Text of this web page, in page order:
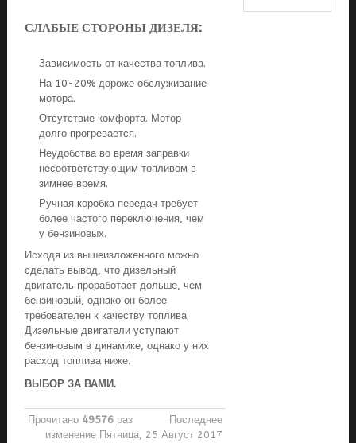
СЛАБЫЕ СТОРОНЫ ДИЗЕЛЯ:
Зависимость от качества топлива.
На 10-20% дороже обслуживание
мотора.
Отсутствие комфорта. Мотор
долго прогревается.
Неудобства во время заправки
несоответствующим топливом в
зимнее время.
Ручная коробка передач требует
более частого переключения, чем
у бензиновых.
Исходя из вышеизложенного можно
сделать вывод, что дизельный
двигатель проработает дольше, чем
бензиновый, однако он более
требователен к качеству топлива.
Дизельные двигатели уступают
бензиновым в динамике, однако у них
расход топлива ниже.
ВЫБОР ЗА ВАМИ.
Прочитано 49576раз
Последнее
изменение Пятница, 25 Август 2017